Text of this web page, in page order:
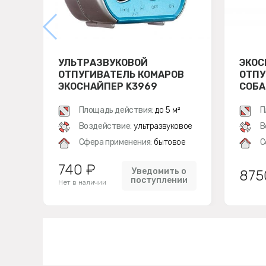
УЛЬТРАЗВУКОВОЙ
ОТПУГИВАТЕЛЬ КОМАРОВ
ЭКОСНАЙПЕР K3969
Площадь действия: до 5 м²
Воздействие: ультразвуковое
Сфера применения: бытовое
740 ₽
Нет в наличии
Уведомить о
поступлении